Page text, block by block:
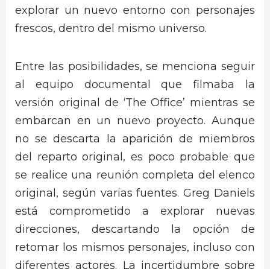
explorar un nuevo entorno con personajes
frescos, dentro del mismo universo.
Entre las posibilidades, se menciona seguir
al equipo documental que filmaba la
versión original de ‘The Office’ mientras se
embarcan en un nuevo proyecto. Aunque
no se descarta la aparición de miembros
del reparto original, es poco probable que
se realice una reunión completa del elenco
original, según varias fuentes. Greg Daniels
está comprometido a explorar nuevas
direcciones, descartando la opción de
retomar los mismos personajes, incluso con
diferentes actores. La incertidumbre sobre